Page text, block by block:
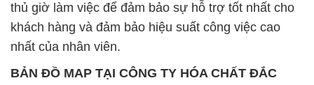
thủ giờ làm việc để đảm bảo sự hỗ trợ tốt nhất cho
khách hàng và đảm bảo hiệu suất công việc cao
nhất của nhân viên.
BẢN ĐỒ MAP TẠI CÔNG TY HÓA CHẤT ĐẮC